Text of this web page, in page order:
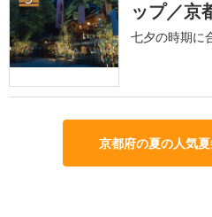
ップ／京
七夕の時期に
京都府の夏の人気